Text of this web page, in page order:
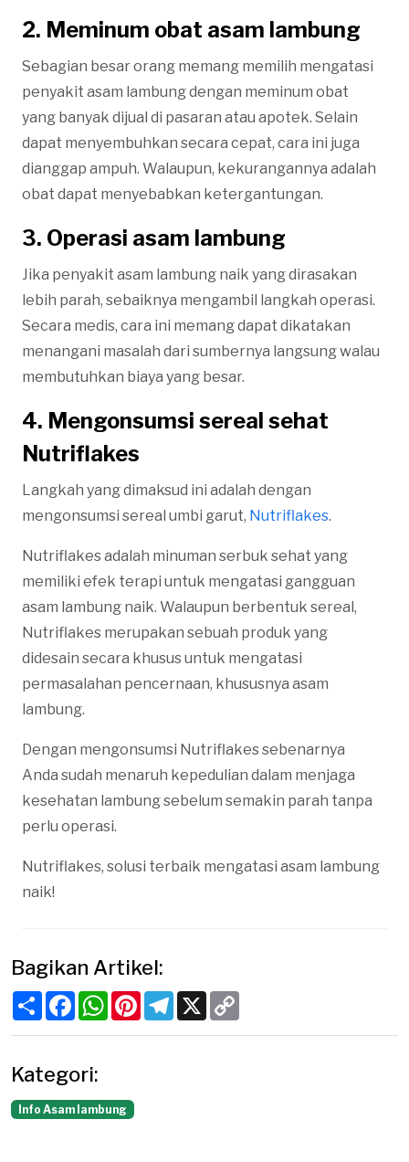
2. Meminum obat asam lambung
Sebagian besar orang memang memilih mengatasi
penyakit asam lambung dengan meminum obat
yang banyak dijual di pasaran atau apotek. Selain
dapat menyembuhkan secara cepat, cara ini juga
dianggap ampuh. Walaupun, kekurangannya adalah
obat dapat menyebabkan ketergantungan.
3. Operasi asam lambung
Jika penyakit asam lambung naik yang dirasakan
lebih parah, sebaiknya mengambil langkah operasi.
Secara medis, cara ini memang dapat dikatakan
menangani masalah dari sumbernya langsung walau
membutuhkan biaya yang besar.
4. Mengonsumsi sereal sehat
Nutriflakes
Langkah yang dimaksud ini adalah dengan
mengonsumsi sereal umbi garut, Nutriflakes.
Nutriflakes adalah minuman serbuk sehat yang
memiliki efek terapi untuk mengatasi gangguan
asam lambung naik. Walaupun berbentuk sereal,
Nutriflakes merupakan sebuah produk yang
didesain secara khusus untuk mengatasi
permasalahan pencernaan, khususnya asam
lambung.
Dengan mengonsumsi Nutriflakes sebenarnya
Anda sudah menaruh kepedulian dalam menjaga
kesehatan lambung sebelum semakin parah tanpa
perlu operasi.
Nutriflakes, solusi terbaik mengatasi asam lambung
naik!
Bagikan Artikel:
ShareFacebookWhatsApp
PinterestTelegram
X
Kategori:
Info Asam lambung